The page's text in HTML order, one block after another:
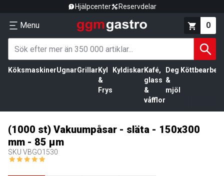
Hjälpcenter Reservdelar
Menu 0
KöksmaskinerUgnarGrillar Kyl
&
Frys
Kyldiskar Kafé,
glass
&
våfflor
Deg
&
mjöl
(1000 st) Vakuumpåsar - släta - 150x300
mm - 85 µm
SKU VBGO1530